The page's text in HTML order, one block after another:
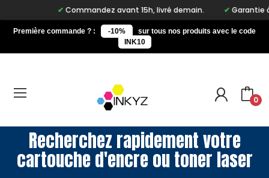
Commandez avant 15h, livré demain. Garantie à
Première commande ? : -10%
sur tous nos produits avec le code
INK10
0
Recherchez rapidement votre
cartouche d'encre ou toner laser